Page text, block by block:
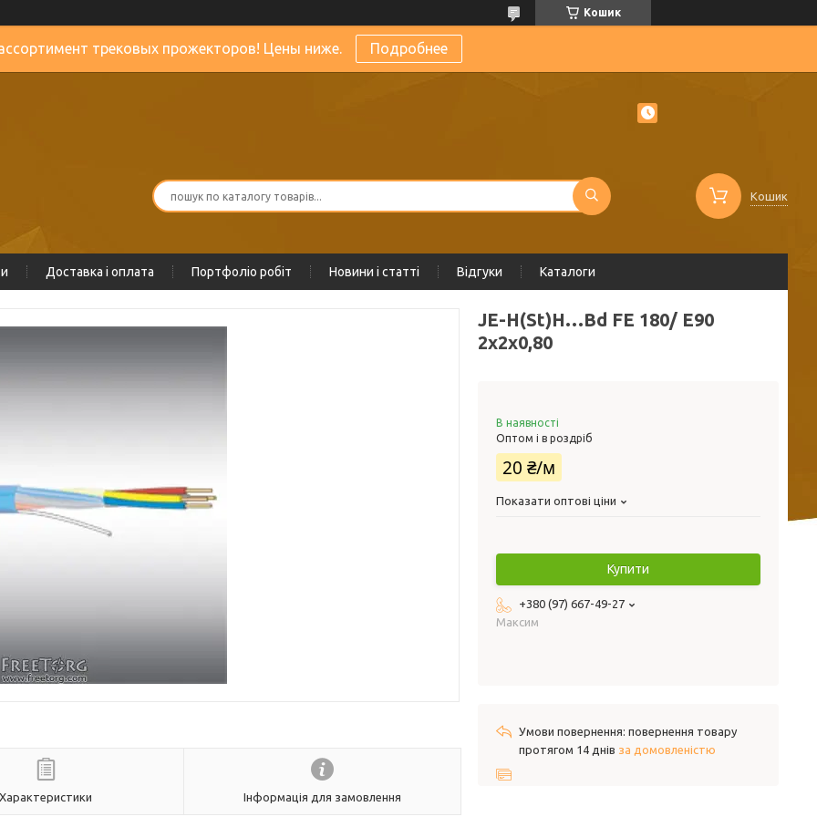
Кошик
трековых прожекторов! Цены ниже. Подробнее
Кошик
Доставка і оплата Портфоліо робіт Новини і статті Відгуки Каталоги
Характеристики Інформація для замовлення
JE-H(St)H…Bd FE 180/ E90
2x2x0,80
В наявності
Оптом і в роздріб
20 ₴/м
Показати оптові ціни
Купити
+380 (97) 667-49-27
Максим
повернення товару
протягом 14 днів за домовленістю